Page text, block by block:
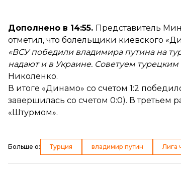
Дополнено в 14:55. Представитель
отметил, что болельщики киевского
«ВСУ победили владимира путина на
надают и в Украине. Советуем
Николенко.
В итоге «Динамо» со счетом 1:2
завершилась со счетом 0:0). В третьем
«Штурмом».
Больше о: Турция владимир путин Лига